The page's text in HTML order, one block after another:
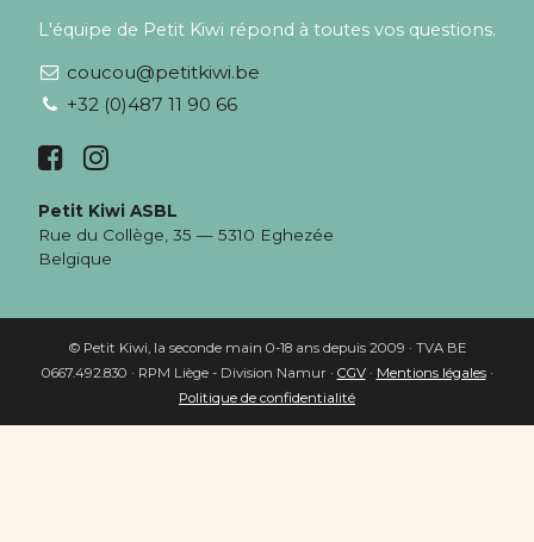
L'équipe de Petit Kiwi répond à toutes vos questions.
coucou@petitkiwi.be
+32 (0)487 11 90 66
Petit Kiwi ASBL
Rue du Collège, 35 — 5310 Eghezée
Belgique
© Petit Kiwi, la seconde main 0-18 ans depuis 2009 · TVA BE
0667.492.830 · RPM Liège - Division Namur · CGV· Mentions légales·
Politique de confidentialité